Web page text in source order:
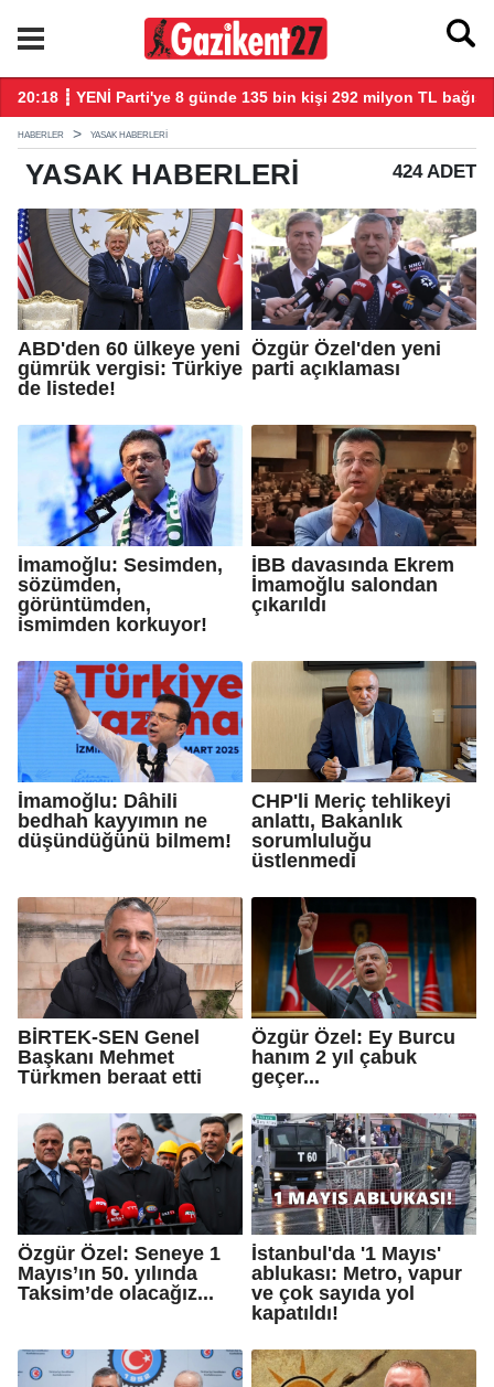
20:18 ┋ YENİ Parti'ye 8 günde 135 bin kişi 292 milyon TL bağış
HABERLER YASAK HABERLERI
YASAK HABERLERI 424 ADET
ABD'den 60 ülkeye yeni
gümrük vergisi: Türkiye
de listede!
Özgür Özel'den yeni
parti açıklaması
İmamoğlu: Sesimden,
sözümden,
görüntümden,
ismimden korkuyor!
İBB davasında Ekrem
İmamoğlu salondan
çıkarıldı
İmamoğlu: Dâhili
bedhah kayyımın ne
düşündüğünü bilmem!
CHP'li Meriç tehlikeyi
anlattı, Bakanlık
sorumluluğu
üstlenmedi
BİRTEK-SEN Genel
Başkanı Mehmet
Türkmen beraat etti
Özgür Özel: Ey Burcu
hanım 2 yıl çabuk
geçer...
Özgür Özel: Seneye 1
Mayıs’ın 50. yılında
Taksim’de olacağız...
İstanbul'da '1 Mayıs'
ablukası: Metro, vapur
ve çok sayıda yol
kapatıldı!